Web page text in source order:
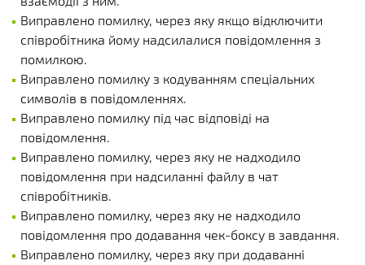
Виправлено помилку, через яку якщо відключити
співробітника йому надсилалися повідомлення з
помилкою.
Виправлено помилку з кодуванням спеціальних
символів в повідомленнях.
Виправлено помилку під час відповіді на
повідомлення.
Виправлено помилку, через яку не надходило
повідомлення при надсиланні файлу в чат
співробітників.
Виправлено помилку, через яку не надходило
повідомлення про додавання чек-боксу в завдання.
Виправлено помилку, через яку при додаванні